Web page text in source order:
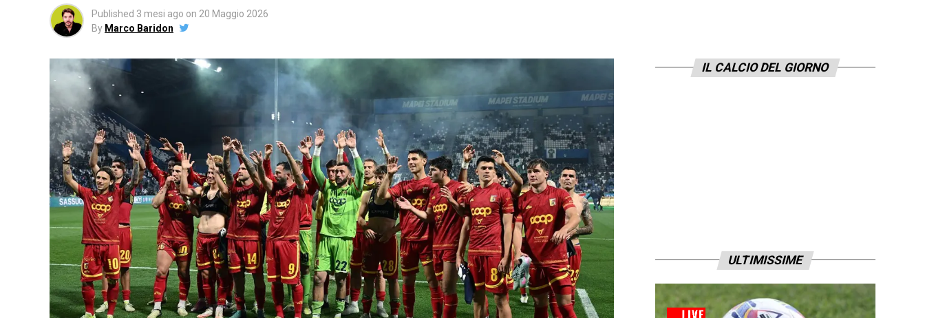
Published 3 mesi ago on 20 Maggio 2026
By Marco Baridon
IL CALCIO DEL GIORNO
ULTIMISSIME